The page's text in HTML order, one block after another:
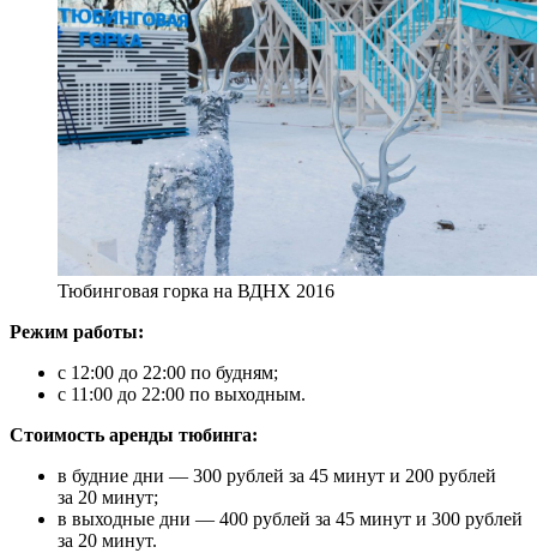
Тюбинговая горка на ВДНХ 2016
Режим работы:
с 12:00 до 22:00 по будням;
с 11:00 до 22:00 по выходным.
Стоимость аренды тюбинга:
в будние дни — 300 рублей за 45 минут и 200 рублей
за 20 минут;
в выходные дни — 400 рублей за 45 минут и 300 рублей
за 20 минут.